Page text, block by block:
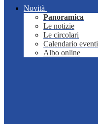
Novità
Panoramica
Le notizie
Le circolari
Calendario eventi
Albo online